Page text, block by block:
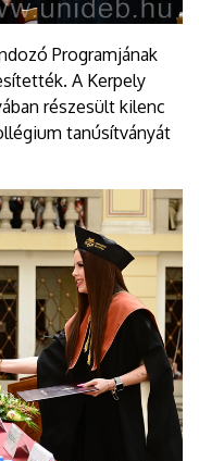
Programjának
A Kerpely
részesült kilenc
tanúsítványát